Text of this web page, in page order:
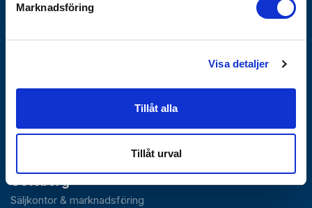
Marknadsföring
Visa detaljer
Tillåt alla
Tillåt urval
Falun
Huvudlager, kontor & växel
Roxnäsvägen 14
Göteborg
Säljkontor & marknadsföring